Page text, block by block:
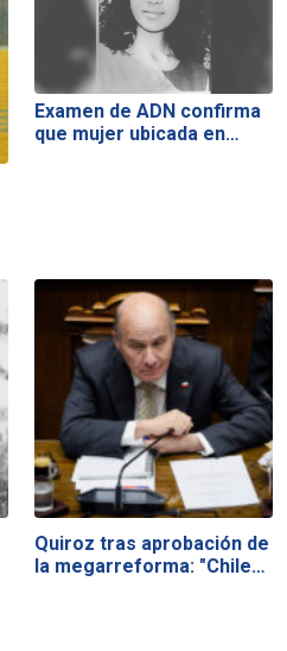
Examen de ADN confirma
que mujer ubicada en…
Quiroz tras aprobación de
la megarreforma: "Chile…